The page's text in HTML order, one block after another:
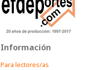
Información
Para lectores/as